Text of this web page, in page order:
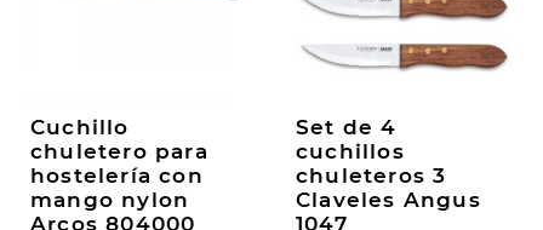
Cuchillo
chuletero para
hostelería con
mango nylon
Arcos 804000
Set de 4
cuchillos
chuleteros 3
Claveles Angus
1047